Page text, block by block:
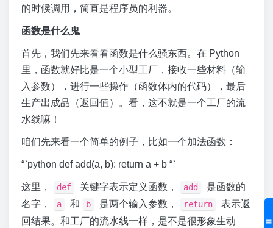
的时候调用，简直是程序员的利器。
函数是什么鬼
首先，我们先来看看函数是什么骚东西。在 Python
里，函数就好比是一个小型工厂，接收一些材料（输
入参数），进行一些操作（函数体内的代码），最后
生产出成品（返回值）。看，这不就是一个工厂的流
水线嘛！
咱们先来看一个简单的例子，比如一个加法函数：
“`python def add(a, b): return a + b “`
这里， def 关键字表示定义函数， add
是函数的
名字，
a 和 b 是两个输入参数， return
表示返
回结果。和工厂的流水线一样，是不是很形象生动